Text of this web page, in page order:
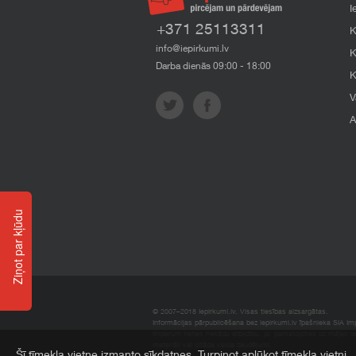
+371 25113311
info@iepirkumi.lv
Darba dienās 09:00 - 18:00
© 2007–2018 Iepirkumi.lv. Visas tiesības aizsargātas.
Informācijas pārpublicēšana bez iepirkumi.lv īpašnieka SIA
Ziņot par kļūdu